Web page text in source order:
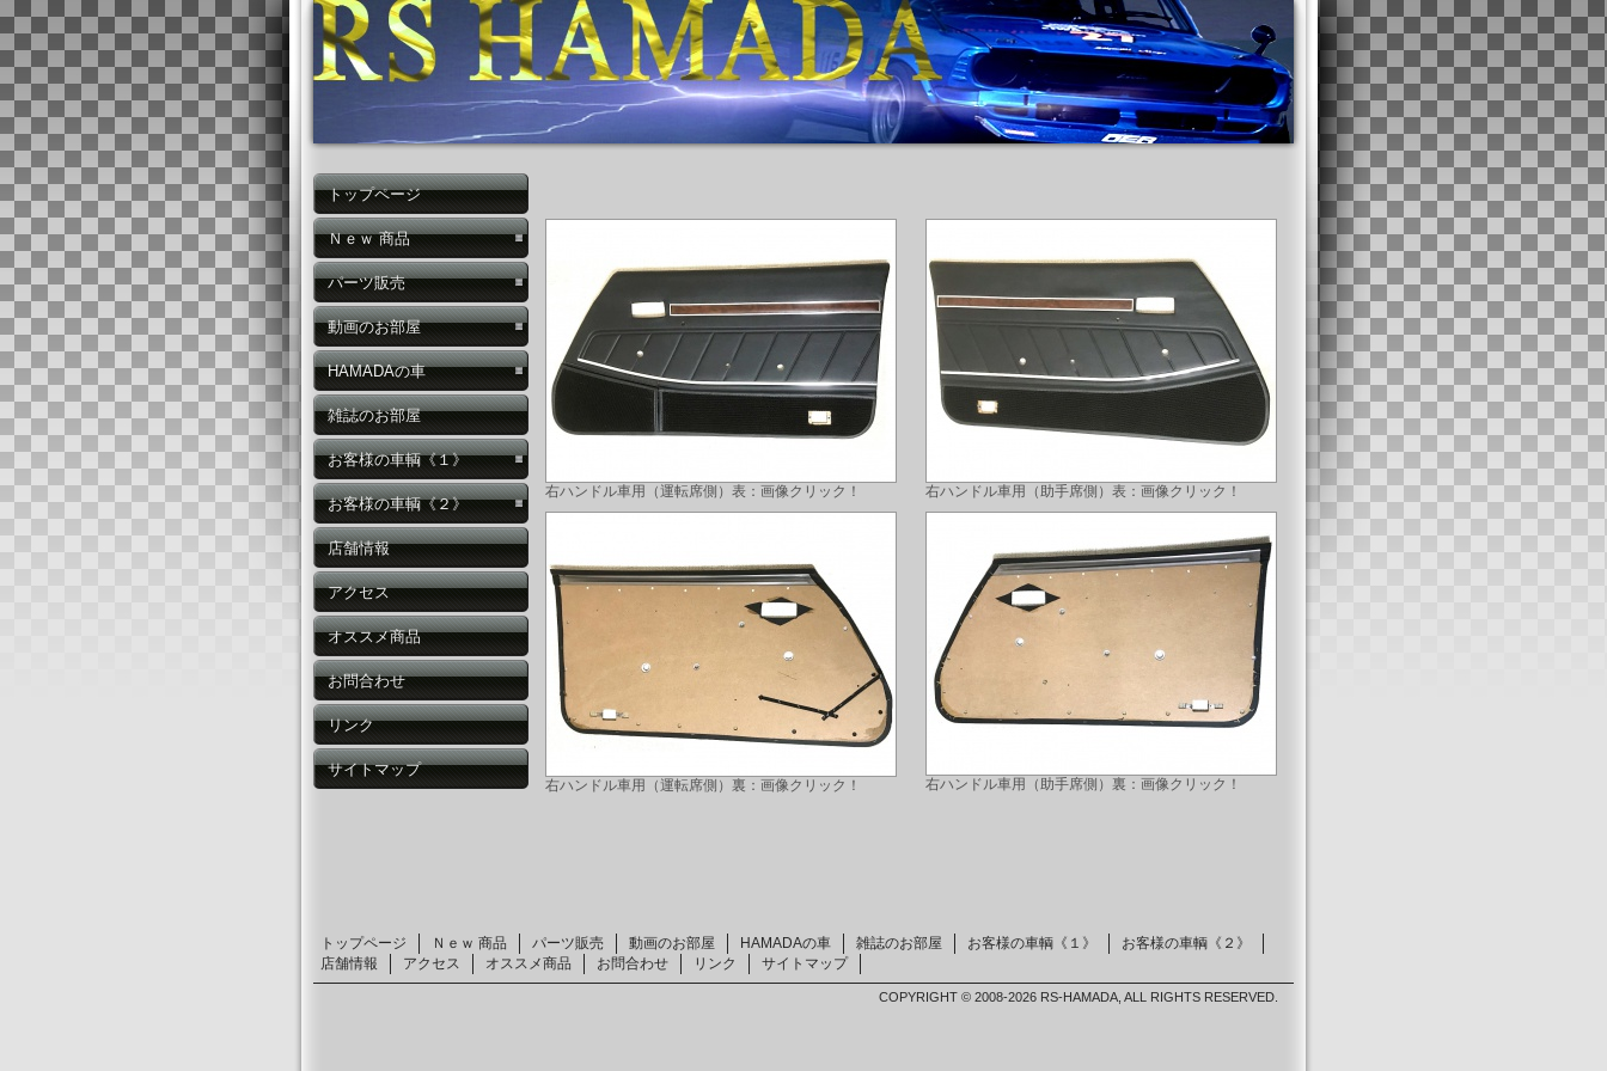
トップページ
Ｎｅｗ 商品
パーツ販売
動画のお部屋
HAMADAの車
雑誌のお部屋
お客様の車輌《１》
お客様の車輌《２》
店舗情報
アクセス
オススメ商品
お問合わせ
リンク
サイトマップ
右ハンドル車用（運転席側）表：画像クリック！ 右ハンドル車用（助手席側）表：画像クリック！
右ハンドル車用（運転席側）裏：画像クリック！ 右ハンドル車用（助手席側）裏：画像クリック！
トップページ Ｎｅｗ 商品 パーツ販売 動画のお部屋 HAMADAの車 雑誌のお部屋 お客様の車輌《１》
お客様の車輌《２》
店舗情報
アクセス オススメ商品 お問合わせ リンク サイトマップ
COPYRIGHT © 2008-2026 RS-HAMADA, ALL RIGHTS RESERVED.